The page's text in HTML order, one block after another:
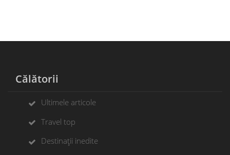
Călătorii
Ultimele articole
Travel top
Destinații inedite